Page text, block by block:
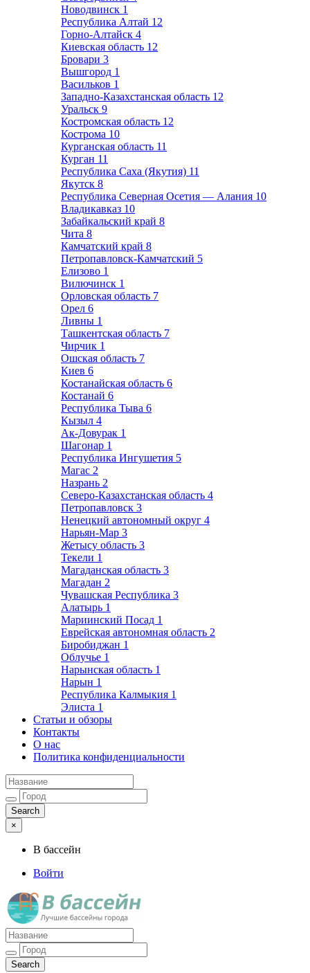
Новодвинск 1
Республика Алтай 12
Горно-Алтайск 4
Киевская область 12
Бровари 3
Вышгород 1
Васильков 1
Западно-Казахстанская область 12
Уральск 9
Костромская область 12
Кострома 10
Курганская область 11
Курган 11
Республика Саха (Якутия) 11
Якутск 8
Республика Северная Осетия — Алания 10
Владикавказ 10
Забайкальский край 8
Чита 8
Камчатский край 8
Петропавловск-Камчатский 5
Елизово 1
Вилючинск 1
Орловская область 7
Орел 6
Ливны 1
Ташкентская область 7
Чирчик 1
Ошская область 7
Киев 6
Костанайская область 6
Костанай 6
Республика Тыва 6
Кызыл 4
Ак-Довурак 1
Шагонар 1
Республика Ингушетия 5
Магас 2
Назрань 2
Северо-Казахстанская область 4
Петропавловск 3
Ненецкий автономный округ 4
Нарьян-Мар 3
Жетысу область 3
Текели 1
Магаданская область 3
Магадан 2
Чувашская Республика 3
Алатырь 1
Мариинский Посад 1
Еврейская автономная область 2
Биробиджан 1
Облучье 1
Нарынская область 1
Нарын 1
Республика Калмыкия 1
Элиста 1
Статьи и обзоры
Контакты
О нас
Политика конфиденциальности
×
В бассейн
Войти
Лучшие бассейны города